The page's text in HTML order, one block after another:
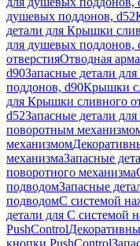
душевых поддонов, d52
детали для Крышки
для душевых поддонов,
отверстияОтводная
d90Запасные детали
поддонов, d90Крышки
для Крышки сливного
d52Запасные детали
поворотным
механизмом
механизмаЗапасные
поворотного механизма
подводомЗапасные
подводомС системой
детали для С системой
PushControl
кнопки PushControl